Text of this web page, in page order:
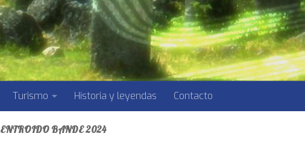
Turismo Historia y leyendas Contacto
ENTROIDO BANDE 2024